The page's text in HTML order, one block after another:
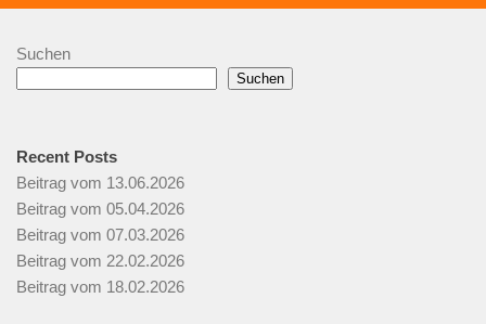
Suchen
Suchen
Recent Posts
Beitrag vom 13.06.2026
Beitrag vom 05.04.2026
Beitrag vom 07.03.2026
Beitrag vom 22.02.2026
Beitrag vom 18.02.2026